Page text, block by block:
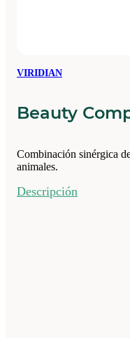
VIRIDIAN
Beauty
Combinación sinérgica
animales.
Descripción